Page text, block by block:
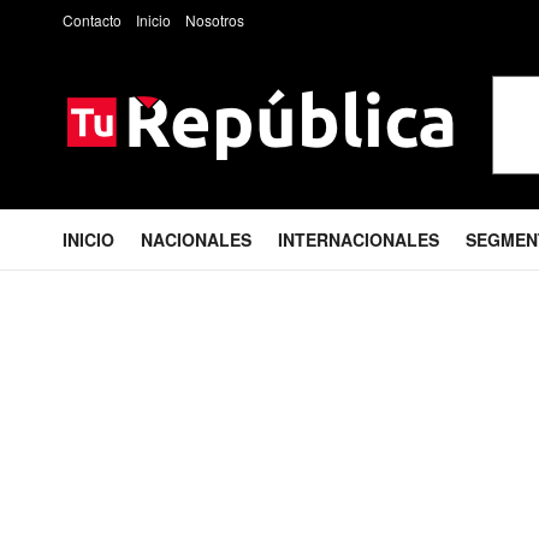
Contacto Inicio Nosotros
INICIO NACIONALES INTERNACIONALES